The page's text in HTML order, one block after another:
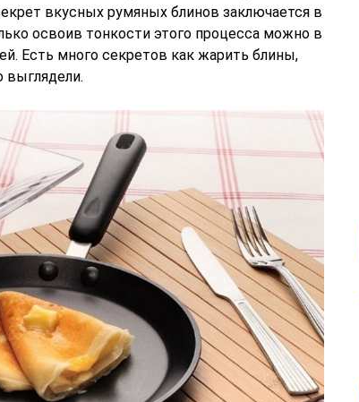
вкусных румяных блинов заключается в
освоив тонкости этого процесса можно в
Есть много секретов как жарить блины,